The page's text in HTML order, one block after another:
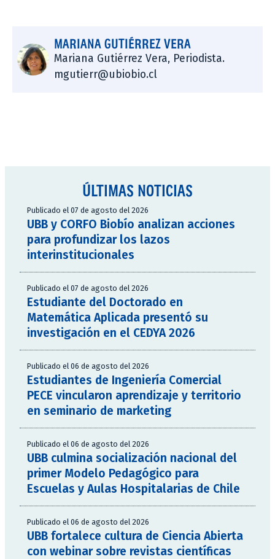
MARIANA GUTIÉRREZ VERA
Mariana Gutiérrez Vera, Periodista.
mgutierr@ubiobio.cl
ÚLTIMAS NOTICIAS
Publicado el 07 de agosto del 2026
UBB y CORFO Biobío analizan acciones
para profundizar los lazos
interinstitucionales
Publicado el 07 de agosto del 2026
Estudiante del Doctorado en
Matemática Aplicada presentó su
investigación en el CEDYA 2026
Publicado el 06 de agosto del 2026
Estudiantes de Ingeniería Comercial
PECE vincularon aprendizaje y territorio
en seminario de marketing
Publicado el 06 de agosto del 2026
UBB culmina socialización nacional del
primer Modelo Pedagógico para
Escuelas y Aulas Hospitalarias de Chile
Publicado el 06 de agosto del 2026
UBB fortalece cultura de Ciencia Abierta
con webinar sobre revistas científicas